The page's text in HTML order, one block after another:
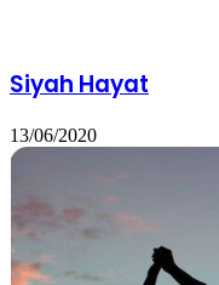
Siyah Hayat
13/06/2020